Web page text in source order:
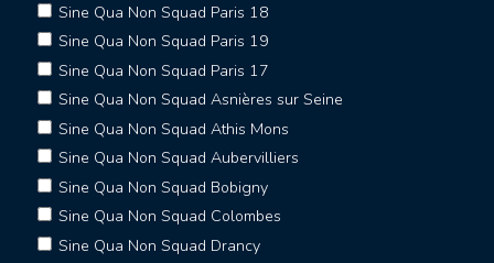
Sine Qua Non Squad Paris 18
Sine Qua Non Squad Paris 19
Sine Qua Non Squad Paris 17
Sine Qua Non Squad Asnières sur Seine
Sine Qua Non Squad Athis Mons
Sine Qua Non Squad Aubervilliers
Sine Qua Non Squad Bobigny
Sine Qua Non Squad Colombes
Sine Qua Non Squad Drancy